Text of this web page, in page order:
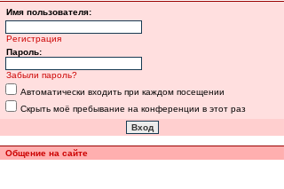
Имя пользователя:
Регистрация
Пароль:
Забыли пароль?
Автоматически входить при каждом посещении
Скрыть моё пребывание на конференции в этот раз
Общение на сайте